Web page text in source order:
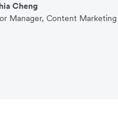
Cheng
Manager, Content Marketing